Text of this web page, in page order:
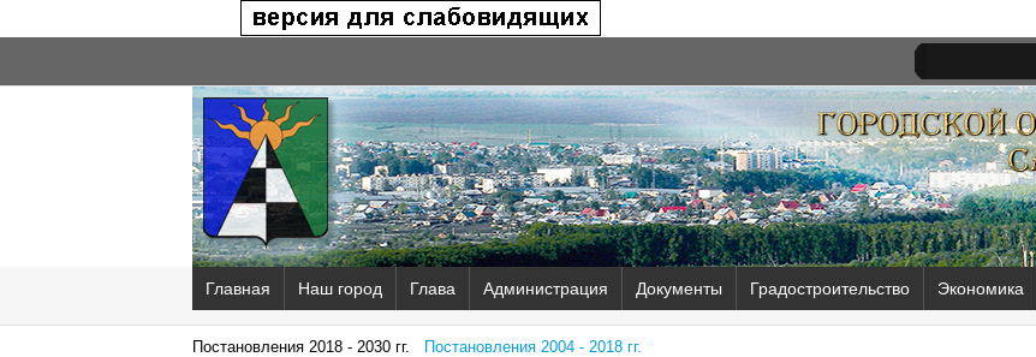
Главная Наш город Глава Администрация Документы Градостроительство Экономика
Постановления 2018 - 2030 гг. Постановления 2004 - 2018 гг.